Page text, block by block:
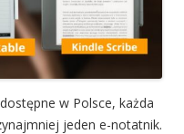
w Polsce, każda
jeden e-notatnik.